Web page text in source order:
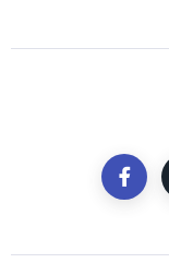
scadenze e